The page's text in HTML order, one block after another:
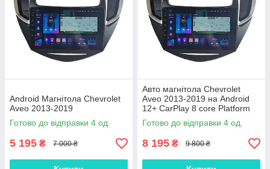
Android Магнітола Chevrolet
Aveo 2013-2019
Готово до відправки 4 од.
5 195 ₴ 7 000 ₴
Авто магнітола Chevrolet
Aveo 2013-2019 на Android
12+ CarPlay 8 core Platform
XyAuto
Готово до відправки 4 од.
8 195 ₴ 9 800 ₴